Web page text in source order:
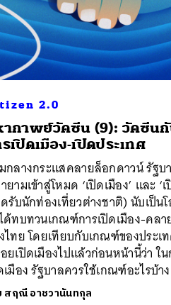
2.0
ากาพย์วัคซีน (9): วัคซีน
เปิดเมือง-เปิดประเทศ
กลางกระแสคลายล็อกดาวน์ รัฐบ
ามเข้าสู่โหมด ‘เปิดเมือง’ และ ‘
รับนักท่องเที่ยวต่างชาติ) นับเป็น
ด้ทบทวนเกณฑ์การเปิดเมือง-คล
ไทย โดยเทียบกับเกณฑ์ของประเ
ยเปิดเมืองไปแล้วก่อนหน้านี้ว่า ใ
เมือง รัฐบาลควรใช้เกณฑ์อะไรบ้าง
สฤณี อาชวานันทกุล